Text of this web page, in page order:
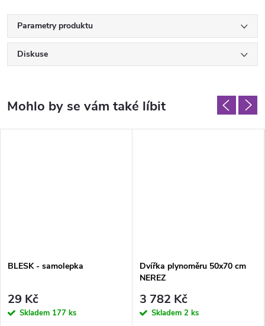
Parametry produktu
Diskuse
BLESK - samolepka
29 Kč
Skladem 177 ks
Dvířka plynoměru 50x70 cm
NEREZ
3 782 Kč
Skladem 2 ks